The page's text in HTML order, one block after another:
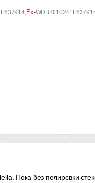
,Ex-
Пока без полировки